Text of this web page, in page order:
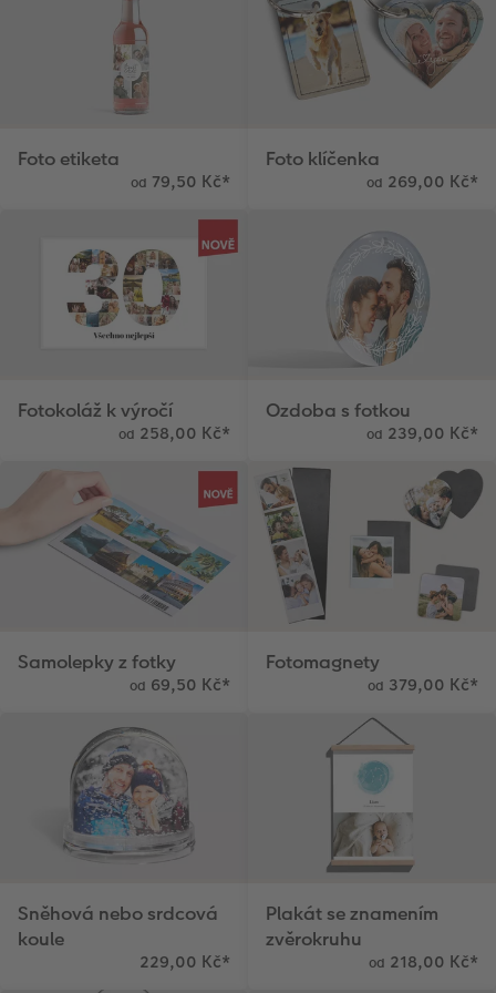
Foto etiketa
od 79,50 Kč*
Foto klíčenka
od 269,00 Kč*
Fotokoláž k výročí
od 258,00 Kč*
Ozdoba s fotkou
od 239,00 Kč*
Samolepky z fotky
od 69,50 Kč*
Fotomagnety
od 379,00 Kč*
Sněhová nebo srdcová
koule
229,00 Kč*
Plakát se znamením
zvěrokruhu
od 218,00 Kč*